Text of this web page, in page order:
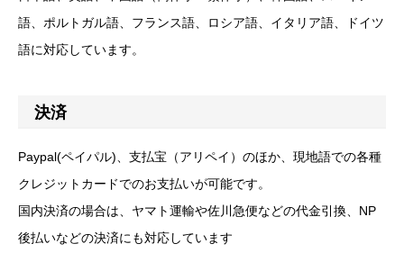
語、ポルトガル語、フランス語、ロシア語、イタリア語、ドイツ
語に対応しています。
決済
Paypal(ペイパル)、支払宝（アリペイ）のほか、現地語での各種
クレジットカードでのお支払いが可能です。
国内決済の場合は、ヤマト運輸や佐川急便などの代金引換、NP
後払いなどの決済にも対応しています